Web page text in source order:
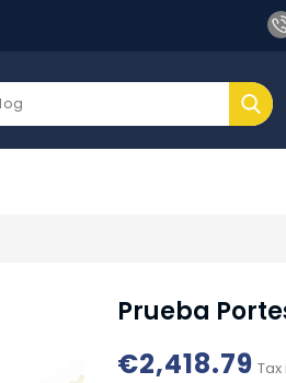
Prueba
€2,418.79